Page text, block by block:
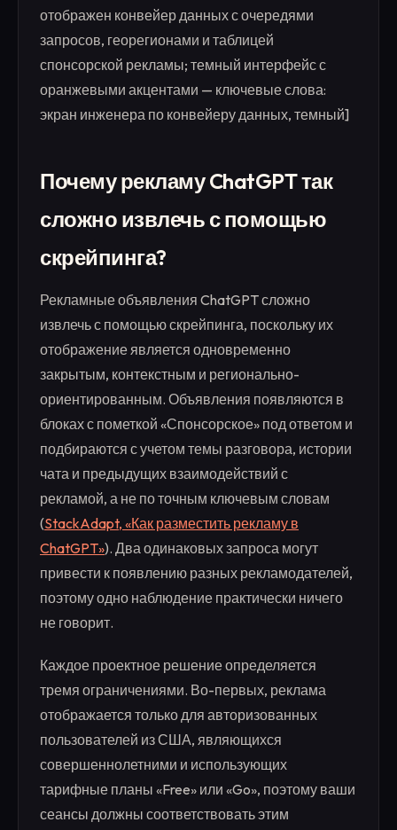
отображен конвейер данных с очередями
запросов, георегионами и таблицей
спонсорской рекламы; темный интерфейс с
оранжевыми акцентами — ключевые слова:
экран инженера по конвейеру данных, темный]
Почему рекламу ChatGPT так
сложно извлечь с помощью
скрейпинга?
Рекламные объявления ChatGPT сложно
извлечь с помощью скрейпинга, поскольку их
отображение является одновременно
закрытым, контекстным и регионально-
ориентированным. Объявления появляются в
блоках с пометкой «Спонсорское» под ответом и
подбираются с учетом темы разговора, истории
чата и предыдущих взаимодействий с
рекламой, а не по точным ключевым словам
(StackAdapt, «Как разместить рекламу в
ChatGPT»). Два одинаковых запроса могут
привести к появлению разных рекламодателей,
поэтому одно наблюдение практически ничего
не говорит.
Каждое проектное решение определяется
тремя ограничениями. Во-первых, реклама
отображается только для авторизованных
пользователей из США, являющихся
совершеннолетними и использующих
тарифные планы «Free» или «Go», поэтому ваши
сеансы должны соответствовать этим